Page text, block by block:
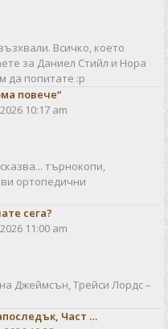
Всичко, което
за Даниел Стийл и Нора
да попитате :р
повече“
10:17 am
търнокопи,
ортопедични
сега?
11:00 am
Джеймсън, Трейси Лордс –
Част …